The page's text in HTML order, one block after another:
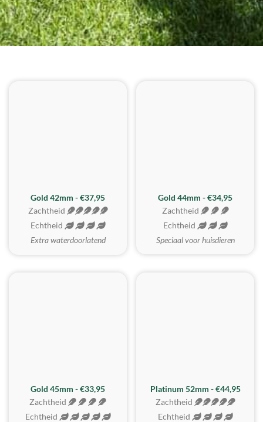
ZACHTSTE
Gold 42mm - €37,95
Zachtheid
Echtheid
Extra waterdoorlatend
Gold 44mm - €34,95
Zachtheid
Echtheid
Speciaal voor huisdieren
REALISTISCH
Gold 45mm - €33,95
Zachtheid
Echtheid
ZACHTSTE
Platinum 52mm - €44,95
Zachtheid
Echtheid